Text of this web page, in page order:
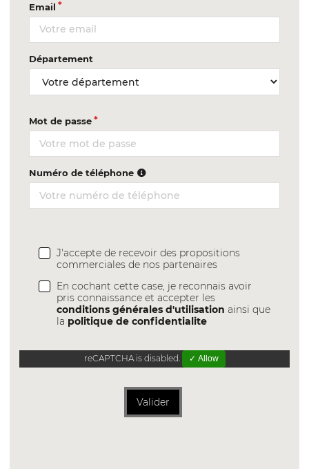
Email
Département
Mot de passe
Numéro de téléphone
J'accepte de recevoir des propositions
commerciales de nos partenaires
En cochant cette case, je reconnais avoir
pris connaissance et accepter les
conditions générales d'utilisation ainsi que
la politique de confidentialite
reCAPTCHA is disabled. ✓ Allow
Valider